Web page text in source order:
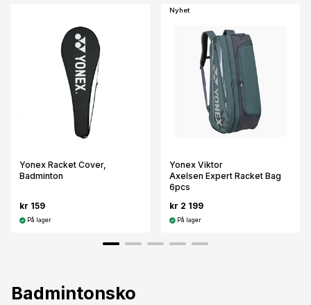
Yonex Racket Cover,
Badminton
kr 159
På lager
Nyhet
Yonex Viktor
Axelsen Expert Racket Bag
6pcs
kr 2 199
På lager
Badmintonsko